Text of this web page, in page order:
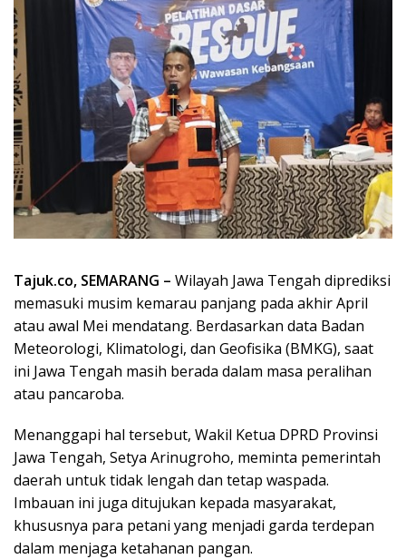
Tajuk.co, SEMARANG – Wilayah Jawa Tengah diprediksi
memasuki musim kemarau panjang pada akhir April
atau awal Mei mendatang. Berdasarkan data Badan
Meteorologi, Klimatologi, dan Geofisika (BMKG), saat
ini Jawa Tengah masih berada dalam masa peralihan
atau pancaroba.
Menanggapi hal tersebut, Wakil Ketua DPRD Provinsi
Jawa Tengah, Setya Arinugroho, meminta pemerintah
daerah untuk tidak lengah dan tetap waspada.
Imbauan ini juga ditujukan kepada masyarakat,
khususnya para petani yang menjadi garda terdepan
dalam menjaga ketahanan pangan.